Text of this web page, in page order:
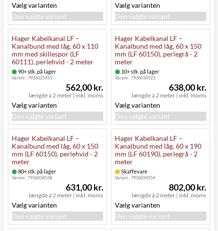
Vælg varianten
Den valgte variant
Vælg varianten
Den valgte variant
Hager Kabelkanal LF –
Kanalbund med låg, 60 x 110
mm med skillespor (LF
60111), perlehvid - 2 meter
90+ stk. på lager
Varenr.:7936025453
længde á 2 meter | inkl. moms
562,00 kr.
Vælg varianten
Den valgte variant
Hager Kabelkanal LF –
Kanalbund med låg, 60 x 150
mm (LF 60150), perlegrå - 2
meter
10+ stk. på lager
Varenr.:7936034525
længde á 2 meter | inkl. moms
638,00 kr.
Vælg varianten
Den valgte variant
Hager Kabelkanal LF –
Kanalbund med låg, 60 x 150
mm (LF 60150), perlehvid - 2
meter
80+ stk. på lager
Varenr.:7936034538
længde á 2 meter | inkl. moms
631,00 kr.
Vælg varianten
Den valgte variant
Hager Kabelkanal LF –
Kanalbund med låg, 60 x 190
mm (LF 60190), perlegrå - 2
meter
Skaffevare
Varenr.:7936034554
længde á 2 meter | inkl. moms
802,00 kr.
Vælg varianten
Den valgte variant